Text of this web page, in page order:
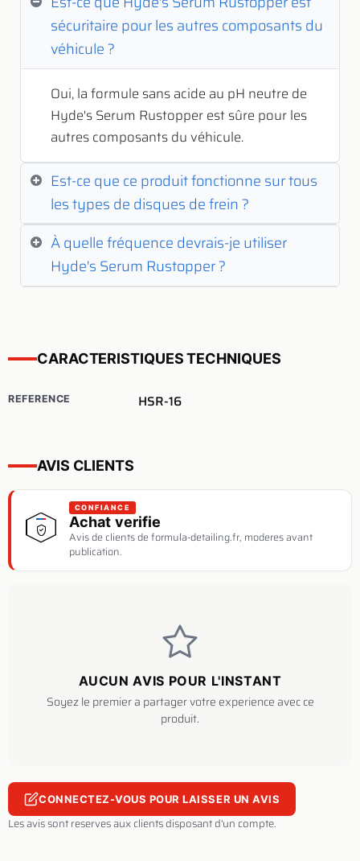
sécuritaire pour les autres composants du
véhicule ?
Oui, la formule sans acide au pH neutre de
Hyde's Serum Rustopper est sûre pour les
autres composants du véhicule.
Est-ce que ce produit fonctionne sur tous
les types de disques de frein ?
À quelle fréquence devrais-je utiliser
Hyde's Serum Rustopper ?
CARACTERISTIQUES TECHNIQUES
REFERENCE HSR-16
AVIS CLIENTS
CONFIANCE
Achat verifie
Avis de clients de formula-detailing.fr, moderes avant
publication.
AUCUN AVIS POUR L'INSTANT
Soyez le premier a partager votre experience avec ce
produit.
CONNECTEZ-VOUS POUR LAISSER UN AVIS
Les avis sont reserves aux clients disposant d'un compte.